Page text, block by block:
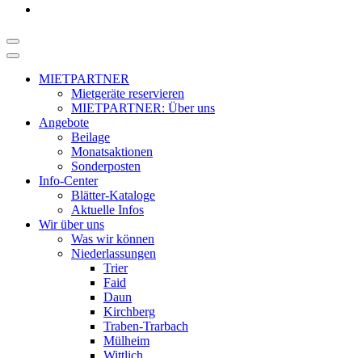
MIETPARTNER
Mietgeräte reservieren
MIETPARTNER: Über uns
Angebote
Beilage
Monatsaktionen
Sonderposten
Info-Center
Blätter-Kataloge
Aktuelle Infos
Wir über uns
Was wir können
Niederlassungen
Trier
Faid
Daun
Kirchberg
Traben-Trarbach
Mülheim
Wittlich